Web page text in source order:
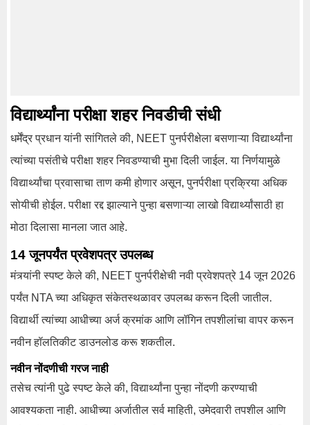
विद्यार्थ्यांना परीक्षा शहर निवडीची संधी
धर्मेंद्र प्रधान यांनी सांगितले की, NEET पुनर्परीक्षेला बसणाऱ्या विद्यार्थ्यांना
त्यांच्या पसंतीचे परीक्षा शहर निवडण्याची मुभा दिली जाईल. या निर्णयामुळे
विद्यार्थ्यांचा प्रवासाचा ताण कमी होणार असून, पुनर्परीक्षा प्रक्रिया अधिक
सोयीची होईल. परीक्षा रद्द झाल्याने पुन्हा बसणाऱ्या लाखो विद्यार्थ्यांसाठी हा
मोठा दिलासा मानला जात आहे.
14 जूनपर्यंत प्रवेशपत्र उपलब्ध
मंत्र्यांनी स्पष्ट केले की, NEET पुनर्परीक्षेची नवी प्रवेशपत्रे 14 जून 2026
पर्यंत NTA च्या अधिकृत संकेतस्थळावर उपलब्ध करून दिली जातील.
विद्यार्थी त्यांच्या आधीच्या अर्ज क्रमांक आणि लॉगिन तपशीलांचा वापर करून
नवीन हॉलतिकीट डाउनलोड करू शकतील.
नवीन नोंदणीची गरज नाही
तसेच त्यांनी पुढे स्पष्ट केले की, विद्यार्थ्यांना पुन्हा नोंदणी करण्याची
आवश्यकता नाही. आधीच्या अर्जातील सर्व माहिती, उमेदवारी तपशील आणि